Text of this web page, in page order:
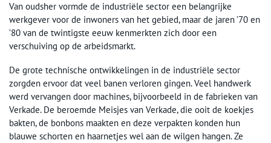
Van oudsher vormde de industriële sector een belangrijke
werkgever voor de inwoners van het gebied, maar de jaren ’70 en
’80 van de twintigste eeuw kenmerkten zich door een
verschuiving op de arbeidsmarkt.
De grote technische ontwikkelingen in de industriële sector
zorgden ervoor dat veel banen verloren gingen. Veel handwerk
werd vervangen door machines, bijvoorbeeld in de fabrieken van
Verkade. De beroemde Meisjes van Verkade, die ooit de koekjes
bakten, de bonbons maakten en deze verpakten konden hun
blauwe schorten en haarnetjes wel aan de wilgen hangen. Ze